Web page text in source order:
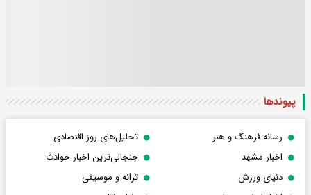
پیوندها
رسانه فرهنگ و هنر
تحلیل‌های روز اقتصادی
اخبار مشهد
جنجالی‌ترین اخبار حوادث
دنیای ورزش
ترانه و موسیقی